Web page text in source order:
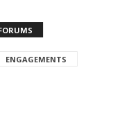
ENGAGEMENTS